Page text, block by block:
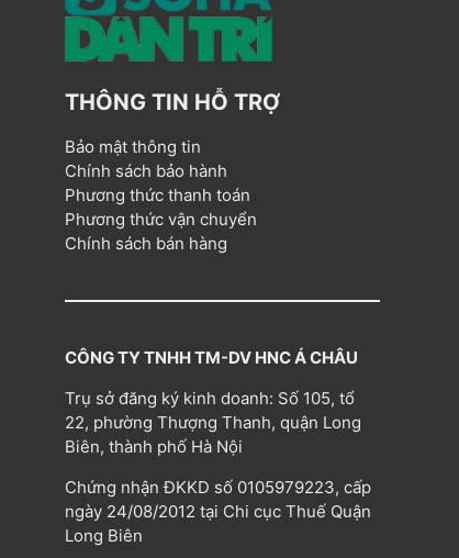
THÔNG TIN HỖ TRỢ
Bảo mật thông tin
Chính sách bảo hành
Phương thức thanh toán
Phương thức vận chuyển
Chính sách bán hàng
CÔNG TY TNHH TM-DV HNC Á CHÂU
Trụ sở đăng ký kinh doanh: Số 105, tổ
22, phường Thượng Thanh, quận Long
Biên, thành phố Hà Nội
Chứng nhận ĐKKD số 0105979223, cấp
ngày 24/08/2012 tại Chi cục Thuế Quận
Long Biên